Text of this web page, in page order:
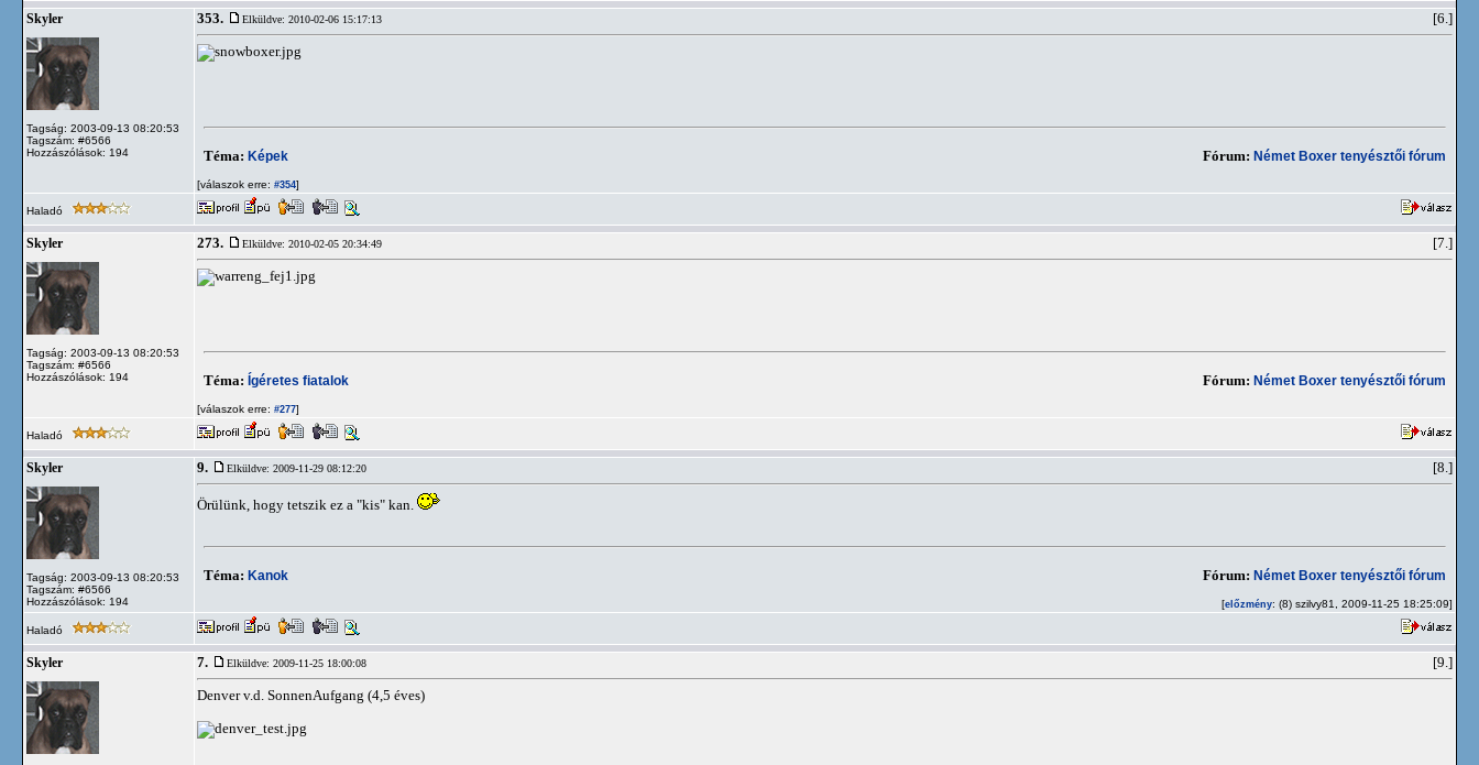
Skyler
Tagság: 2003-09-13 08:20:53
Tagszám: #6566
Hozzászólások: 194
353. Elküldve: 2010-02-06 15:17:13 [6.]
Téma: Képek Fórum: Német Boxer tenyésztői fórum
[válaszok erre: #354]
Haladó
Skyler
Tagság: 2003-09-13 08:20:53
Tagszám: #6566
Hozzászólások: 194
273. Elküldve: 2010-02-05 20:34:49 [7.]
Téma: Ígéretes fiatalok Fórum: Német Boxer tenyésztői fórum
[válaszok erre: #277]
Haladó
Skyler
Tagság: 2003-09-13 08:20:53
Tagszám: #6566
Hozzászólások: 194
9. Elküldve: 2009-11-29 08:12:20 [8.]
Örülünk, hogy tetszik ez a "kis" kan.
Téma: Kanok Fórum: Német Boxer tenyésztői fórum
[előzmény: (8) szilvy81, 2009-11-25 18:25:09]
Haladó
Skyler 7. Elküldve: 2009-11-25 18:00:08 [9.]
Denver v.d. SonnenAufgang (4,5 éves)